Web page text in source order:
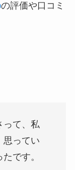
の評価や口コミ
って、私
思ってい
です。